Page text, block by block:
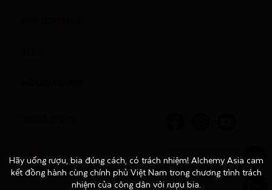
QUỐC GIA Việt Nam
Hãy uống rượu, bia đúng cách, có trách nhiệm! Alchemy Asia cam
kết đồng hành cùng chính phủ Việt Nam trong chương trình trách
nhiệm của công dân với rượu bia.
Hãy uống rượu, bia đúng cách, có trách nhiệm! Alchemy Asia cam
kết đồng hành cùng chính phủ Việt Nam trong chương trình trách
nhiệm của công dân với rượu bia.